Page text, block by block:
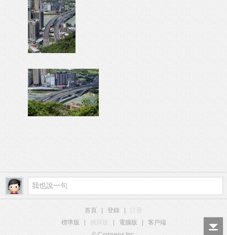
首頁 登錄
標準版
電腦版
客戶端